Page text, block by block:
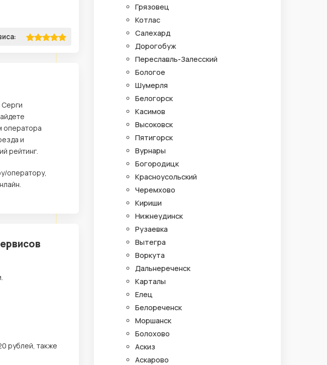
оператора
и
рейтинг.
оператору,
рублей, также
Грязовец
Котлас
Салехард
Дорогобуж
Переславль-Залесский
Бологое
Шумерля
Белогорск
Касимов
Высоковск
Пятигорск
Вурнары
Богородицк
Красноусольский
Черемхово
Кириши
Нижнеудинск
Рузаевка
Вытегра
Воркута
Дальнереченск
Карталы
Елец
Белореченск
Моршанск
Болохово
Аскиз
Аскарово